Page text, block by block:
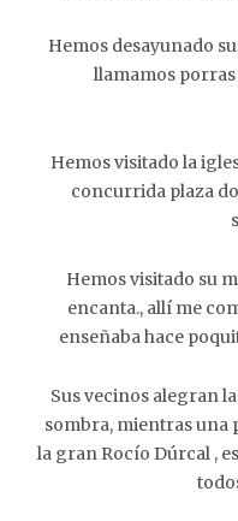
Hemos desayunado
llamamos porras
Hemos visitado la
concurrida plaza
Hemos visitado su
encanta., allí me
enseñaba hace
Sus vecinos alegran
sombra, mientras una
la gran Rocío Dúrcal ,